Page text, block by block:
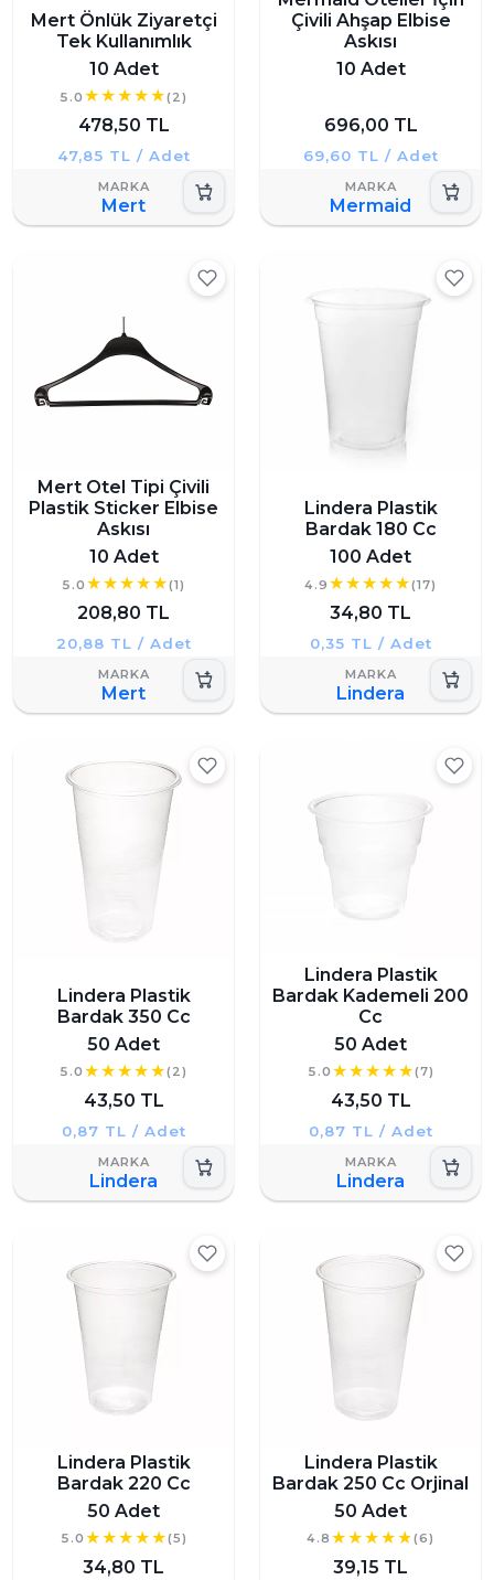
Mert Önlük Ziyaretçi
Tek Kullanımlık
10 Adet
5.0 (2)
478,50 TL
47,85 TL / Adet
Mert
Çivili Ahşap Elbise
Askısı
10 Adet
696,00 TL
69,60 TL / Adet
Mermaid
Mert Otel Tipi Çivili
Plastik Sticker Elbise
Askısı
10 Adet
5.0 (1)
208,80 TL
20,88 TL / Adet
Mert
Lindera Plastik
Bardak 180 Cc
100 Adet
4.9 (17)
34,80 TL
0,35 TL / Adet
Lindera
Lindera Plastik
Bardak 350 Cc
50 Adet
5.0 (2)
43,50 TL
0,87 TL / Adet
Lindera
Lindera Plastik
Bardak Kademeli 200
Cc
50 Adet
5.0 (7)
43,50 TL
0,87 TL / Adet
Lindera
Lindera Plastik
Bardak 220 Cc
50 Adet
5.0 (5)
34,80 TL
Lindera Plastik
Bardak 250 Cc Orjinal
50 Adet
4.8 (6)
39,15 TL